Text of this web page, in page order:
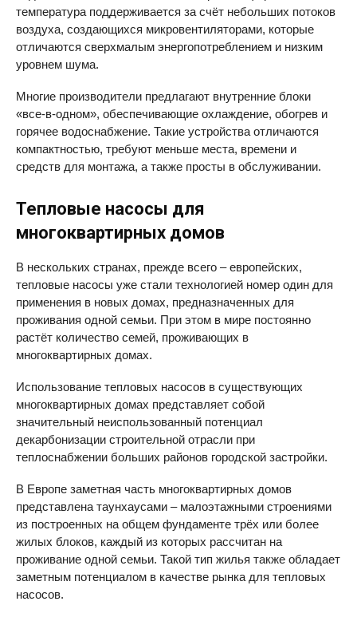
температура поддерживается за счёт небольших потоков
воздуха, создающихся микровентиляторами, которые
отличаются сверхмалым энергопотреблением и низким
уровнем шума.
Многие производители предлагают внутренние блоки
«все-в-одном», обеспечивающие охлаждение, обогрев и
горячее водоснабжение. Такие устройства отличаются
компактностью, требуют меньше места, времени и
средств для монтажа, а также просты в обслуживании.
Тепловые насосы для
многоквартирных домов
В нескольких странах, прежде всего – европейских,
тепловые насосы уже стали технологией номер один для
применения в новых домах, предназначенных для
проживания одной семьи. При этом в мире постоянно
растёт количество семей, проживающих в
многоквартирных домах.
Использование тепловых насосов в существующих
многоквартирных домах представляет собой
значительный неиспользованный потенциал
декарбонизации строительной отрасли при
теплоснабжении больших районов городской застройки.
В Европе заметная часть многоквартирных домов
представлена таунхаусами – малоэтажными строениями
из построенных на общем фундаменте трёх или более
жилых блоков, каждый из которых рассчитан на
проживание одной семьи. Такой тип жилья также обладает
заметным потенциалом в качестве рынка для тепловых
насосов.